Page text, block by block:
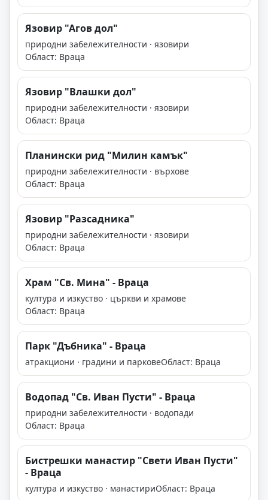
Язовир "Агов дол"
природни забележителности · язовири
Област: Враца
Язовир "Влашки дол"
природни забележителности · язовири
Област: Враца
Планински рид "Милин камък"
природни забележителности · върхове
Област: Враца
Язовир "Разсадника"
природни забележителности · язовири
Област: Враца
Храм "Св. Мина" - Враца
култура и изкуство · църкви и храмове
Област: Враца
Парк "Дъбника" - Враца
атракциони · градини и парковеОбласт: Враца
Водопад "Св. Иван Пусти" - Враца
природни забележителности · водопади
Област: Враца
Бистрешки манастир "Свети Иван Пусти"
- Враца
култура и изкуство · манастириОбласт: Враца